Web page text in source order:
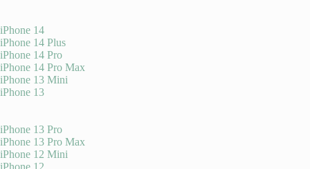
iPhone 14
iPhone 14 Plus
iPhone 14 Pro
iPhone 14 Pro Max
iPhone 13 Mini
iPhone 13
iPhone 13 Pro
iPhone 13 Pro Max
iPhone 12 Mini